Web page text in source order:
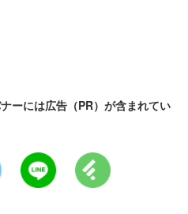
ーには広告（PR）が含まれてい